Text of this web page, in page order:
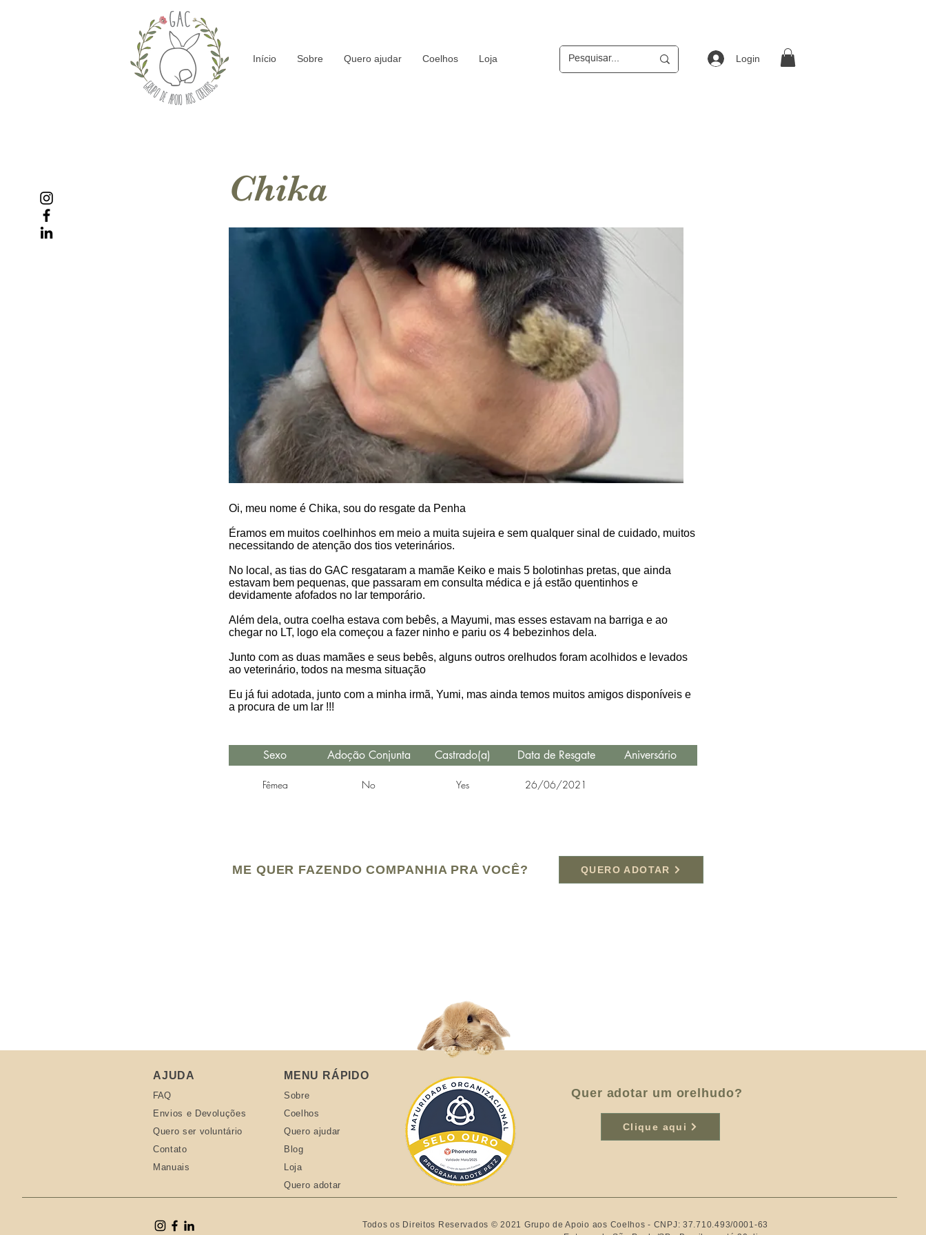
Início Sobre Quero ajudar Coelhos Loja Login
Chika
Oi, meu nome é Chika, sou do resgate da Penha
Éramos em muitos coelhinhos em meio a muita sujeira e sem qualquer sinal de cuidado, muitos
necessitando de atenção dos tios veterinários.
No local, as tias do GAC resgataram a mamãe Keiko e mais 5 bolotinhas pretas, que ainda
estavam bem pequenas, que passaram em consulta médica e já estão quentinhos e
devidamente afofados no lar temporário.
Além dela, outra coelha estava com bebês, a Mayumi, mas esses estavam na barriga e ao
chegar no LT, logo ela começou a fazer ninho e pariu os 4 bebezinhos dela.
Junto com as duas mamães e seus bebês, alguns outros orelhudos foram acolhidos e levados
ao veterinário, todos na mesma situação
Eu já fui adotada, junto com a minha irmã, Yumi, mas ainda temos muitos amigos disponíveis e
a procura de um lar !!!
Sexo Adoção Conjunta Castrado(a) Data de Resgate Aniversário
Fêmea No Yes 26/06/2021
QUERO ADOTAR
ME QUER FAZENDO COMPANHIA PRA VOCÊ?
AJUDA
FAQ
Envios e Devoluções
Quero ser voluntário
Contato
Manuais
MENU RÁPIDO
Sobre
Coelhos
Quero ajudar
Blog
Loja
Quero adotar
Quer adotar um orelhudo?
Clique aqui
Todos os Direitos Reservados © 2021 Grupo de Apoio aos Coelhos - CNPJ: 37.710.493/0001-63